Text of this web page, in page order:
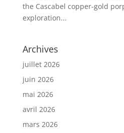
the Cascabel copper-gold
exploration...
Archives
juillet 2026
juin 2026
mai 2026
avril 2026
mars 2026